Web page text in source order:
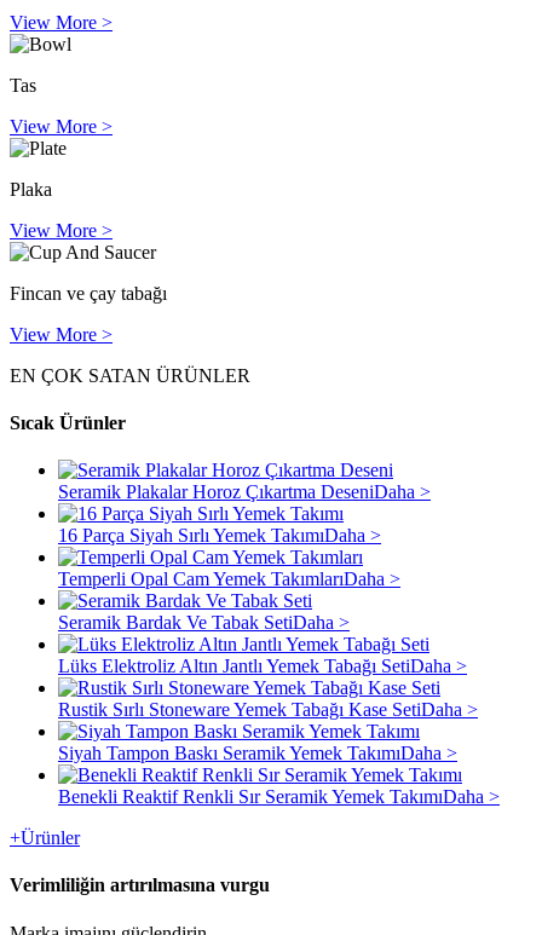
View More >
Tas
View More >
Plaka
View More >
Fincan ve çay tabağı
View More >
EN ÇOK SATAN ÜRÜNLER
Sıcak Ürünler
Seramik Plakalar Horoz Çıkartma DeseniDaha >
16 Parça Siyah Sırlı Yemek TakımıDaha >
Temperli Opal Cam Yemek TakımlarıDaha >
Seramik Bardak Ve Tabak SetiDaha >
Lüks Elektroliz Altın Jantlı Yemek Tabağı SetiDaha >
Rustik Sırlı Stoneware Yemek Tabağı Kase SetiDaha >
Siyah Tampon Baskı Seramik Yemek TakımıDaha >
Benekli Reaktif Renkli Sır Seramik Yemek TakımıDaha >
+Ürünler
Verimliliğin artırılmasına vurgu